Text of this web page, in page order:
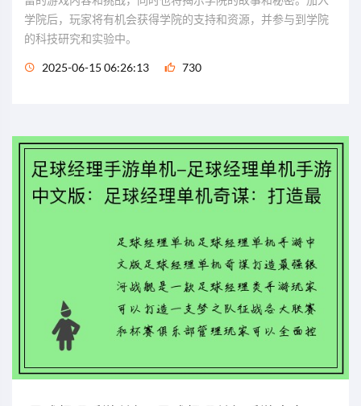
学院后，玩家将有机会获得学院的支持和资源，并参与到学院
的科技研究和实验中。
2025-06-15 06:26:13 730